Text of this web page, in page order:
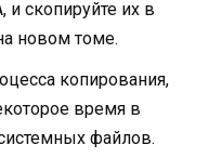
и скопируйте их в
новом томе.
копирования,
время в
файлов.